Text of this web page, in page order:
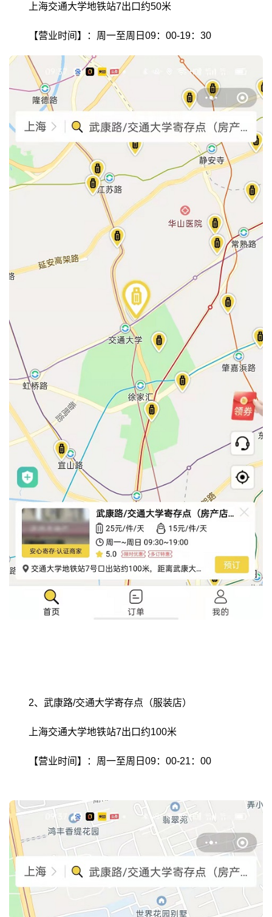
上海交通大学地铁站7出口约50米
【营业时间】：周一至周日09：00-19：30
2、武康路/交通大学寄存点（服装店）
上海交通大学地铁站7出口约100米
【营业时间】：周一至周日09：00-21：00